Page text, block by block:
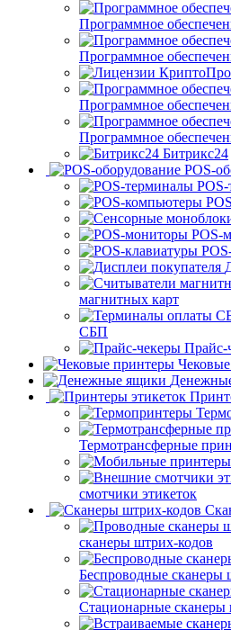
Программное
Программное
Программное
Программное
Битрикс24
POS-
POS-
магнитных карт
СБП
Прайс-
Термотрансферные
смотчики этикеток
сканеры штрих-кодов
Беспроводные сканеры
Стационарные сканеры